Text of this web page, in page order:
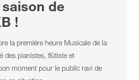
de
!
la première heure Musicale de la
des pianistes, flûtiste et
moment pour le public ravi de